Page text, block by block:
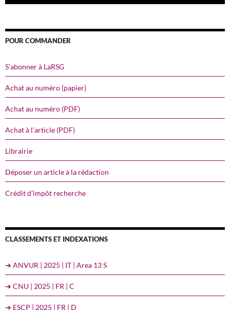
POUR COMMANDER
S’abonner à LaRSG
Achat au numéro (papier)
Achat au numéro (PDF)
Achat à l’article (PDF)
Librairie
Déposer un article à la rédaction
Crédit d’impôt recherche
CLASSEMENTS ET INDEXATIONS
➔ ANVUR | 2025 | IT | Area 13 S
➔ CNU | 2025 | FR | C
➔ ESCP | 2025 | FR | D